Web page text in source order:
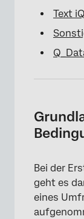
Text
Bei der
geht es
eines